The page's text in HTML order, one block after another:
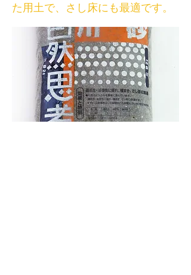
た用土で、さし床にも最適です。